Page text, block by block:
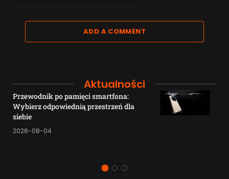
ADD A COMMENT
Aktualności
Przewodnik po pamięci smartfona:
Wybierz odpowiednią przestrzeń dla
siebie
2026-08-04